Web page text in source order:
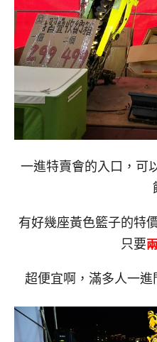
一進特賣會的入口，可
有好幾座黃色籃子的特
只要
超便宜啊，滿多人一